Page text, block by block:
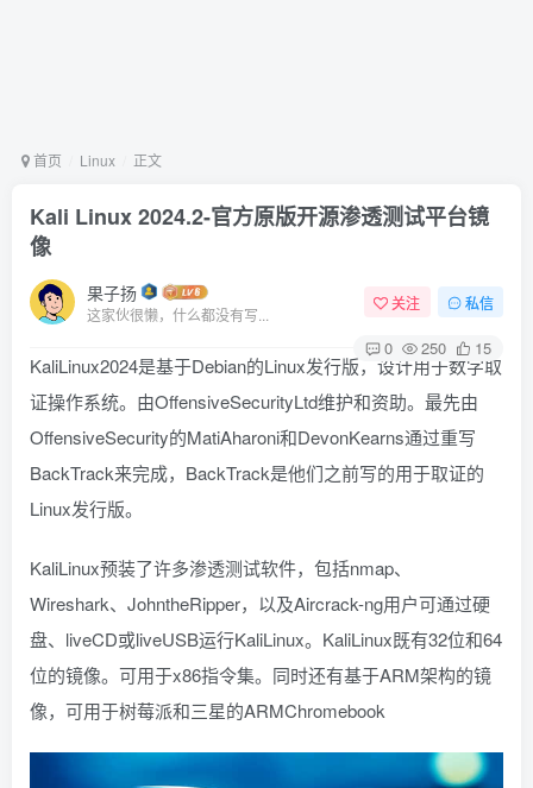
首页 Linux 正文
Kali Linux 2024.2-官方原版开源渗透测试平台镜
像
果子扬
这家伙很懒，什么都没有写...
关注 私信
0 250 15
KaliLinux2024是基于Debian的Linux发行版，设计用于数字取
证操作系统。由OffensiveSecurityLtd维护和资助。最先由
OffensiveSecurity的MatiAharoni和DevonKearns通过重写
BackTrack来完成，BackTrack是他们之前写的用于取证的
Linux发行版。
KaliLinux预装了许多渗透测试软件，包括nmap、
Wireshark、JohntheRipper，以及Aircrack-ng用户可通过硬
盘、liveCD或liveUSB运行KaliLinux。KaliLinux既有32位和64
位的镜像。可用于x86指令集。同时还有基于ARM架构的镜
像，可用于树莓派和三星的ARMChromebook